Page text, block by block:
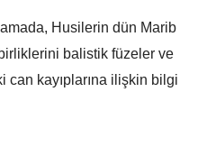
Husilerin dün Marib
balistik füzeler ve
can kayıplarına ilişkin bilgi